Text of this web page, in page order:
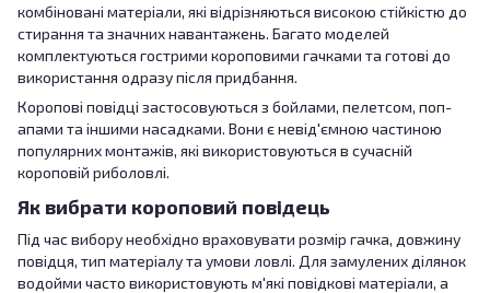
комбіновані матеріали, які відрізняються високою стійкістю до
стирання та значних навантажень. Багато моделей
комплектуються гострими короповими гачками та готові до
використання одразу після придбання.
Коропові повідці застосовуються з бойлами, пелетсом, поп-
апами та іншими насадками. Вони є невід'ємною частиною
популярних монтажів, які використовуються в сучасній
короповій риболовлі.
Як вибрати короповий повідець
Під час вибору необхідно враховувати розмір гачка, довжину
повідця, тип матеріалу та умови ловлі. Для замулених ділянок
водойми часто використовують м'які повідкові матеріали, а